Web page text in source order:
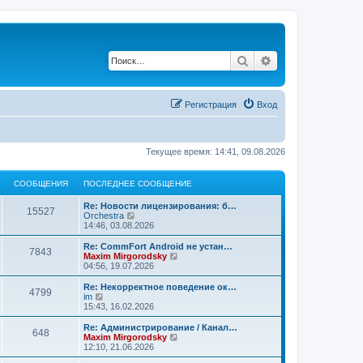
Поиск
Вход
Регистрация
Текущее время: 14:41, 09.08.2026
СООБЩЕНИЯ ПОСЛЕДНЕЕ СООБЩЕНИЕ
15527
Re: Новости лицензирования: б…
Orchestra
е
р
е
й
т
п
о
с
е
д
н
е
14:46, 03.08.2026
7843
Re: CommFort Android не устан…
Maxim Mirgorodsky
р
е
п
04:56, 19.07.2026
4799
Re: Некорректное поведение ок…
im
е
р
е
й
т
и
15:43, 16.02.2026
648
Re: Администрирование / Канал…
Maxim Mirgorodsky
р
12:10, 21.06.2026